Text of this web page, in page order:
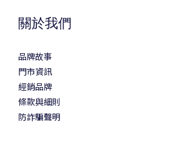
關於我們
品牌故事
門市資訊
經銷品牌
條款與細則
防詐騙聲明